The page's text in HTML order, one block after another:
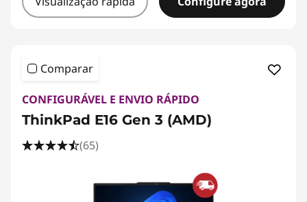
Comparar
CONFIGURÁVEL E ENVIO RÁPIDO
ThinkPad E16 Gen 3 (AMD)
(65)